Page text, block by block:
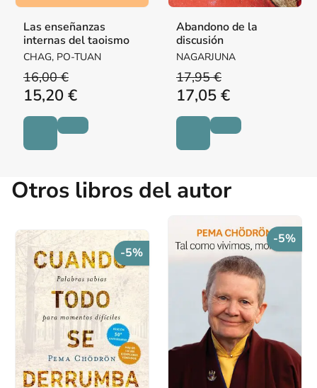
Las enseñanzas
internas del taoismo
CHAG, PO-TUAN
16,00 €
15,20 €
Abandono de la
discusión
NAGARJUNA
17,95 €
17,05 €
Otros libros del autor
-5%
-5%